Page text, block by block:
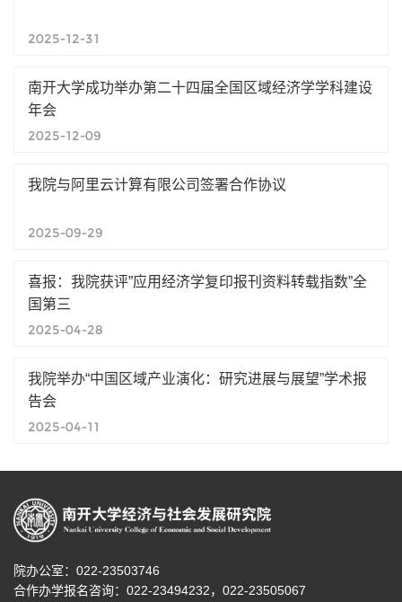
2025-12-31
南开大学成功举办第二十四届全国区域经济学学科建设
年会
2025-12-09
我院与阿里云计算有限公司签署合作协议
2025-09-29
喜报：我院获评”应用经济学复印报刊资料转载指数”全
国第三
2025-04-28
我院举办“中国区域产业演化：研究进展与展望”学术报
告会
2025-04-11
院办公室：022-23503746
合作办学报名咨询： 022-23494232， 022-23505067